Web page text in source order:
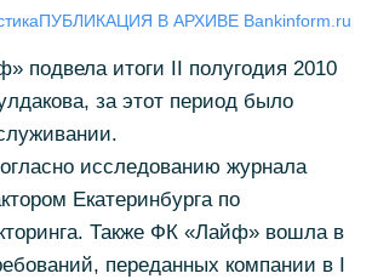
ПУБЛИКАЦИЯ В АРХИВЕ Bankinform.ru
подвела итоги II полугодия 2010
за этот период было
исследованию журнала
Екатеринбурга по
Также ФК «Лайф» вошла в
переданных компании в I